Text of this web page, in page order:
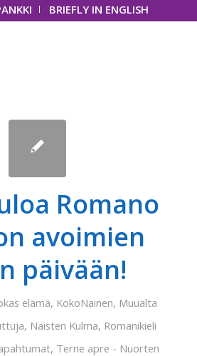
BRIEFLY IN ENGLISH
Romano
avoimien
päivään!
elämä, KokoNainen, Muualta
, Naisten Kulma, Romanikieli
, Terne apre - Nuorten